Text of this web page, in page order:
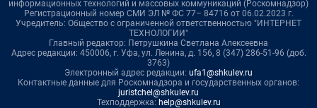
информационных технологий и массовых коммуникаций (Роскомнадзор)
Регистрационный номер СМИ ЭЛ № ФС 77– 84716 от 06.02.2023 г.
Учредитель: Общество с ограниченной ответственностью "ИНТЕРНЕТ
ТЕХНОЛОГИИ"
Главный редактор: Петрушкина Светлана Алексеевна
Адрес редакции: 450006, г. Уфа, ул. Ленина, д. 156, 8 (347) 286-51-96 (доб.
3763)
Электронный адрес редакции: ufa1@shkulev.ru
Контактные данные для Роскомнадзора и государственных органов:
juristchel@shkulev.ru
Техподдержка: help@shkulev.ru